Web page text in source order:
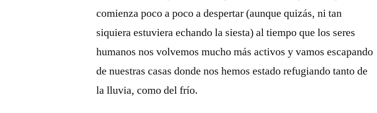
comienza poco a poco a despertar (aunque quizás, ni tan
siquiera estuviera echando la siesta) al tiempo que los seres
humanos nos volvemos mucho más activos y vamos escapando
de nuestras casas donde nos hemos estado refugiando tanto de
la lluvia, como del frío.